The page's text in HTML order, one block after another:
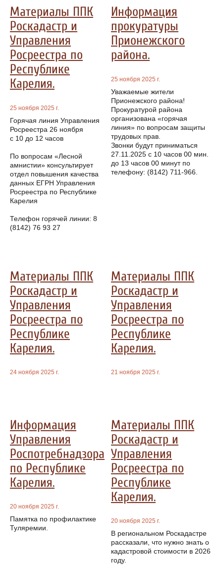
Материалы ППК
Роскадастр и
Управления
Росреестра по
Республике
Карелия.
25 ноября 2025 г.
Горячая линия Управления
Росреестра 26 ноября
с 10 до 12 часов
По вопросам «Лесной
амнистии» консультирует
отдел повышения качества
данных ЕГРН Управления
Росреестра по Республике
Карелия
Телефон горячей линии: 8
(8142) 76 93 27
Информация
прокуратуры
Прионежского
района.
25 ноября 2025 г.
Уважаемые жители
Прионежского района!
Прокуратурой района
организована «горячая
линия» по вопросам защиты
трудовых прав.
Звонки будут приниматься
27.11.2025 с 10 часов 00 мин.
до 13 часов 00 минут по
телефону: (8142) 711-966.
Материалы ППК
Роскадастр и
Управления
Росреестра по
Республике
Карелия.
24 ноября 2025 г.
Материалы ППК
Роскадастр и
Управления
Росреестра по
Республике
Карелия.
21 ноября 2025 г.
Информация
Управления
Роспотребнадзора
по Республике
Карелия.
20 ноября 2025 г.
Памятка по профилактике
Туляремии.
Материалы ППК
Роскадастр и
Управления
Росреестра по
Республике
Карелия.
20 ноября 2025 г.
В региональном Роскадастре
рассказали, что нужно знать о
кадастровой стоимости в 2026
году.